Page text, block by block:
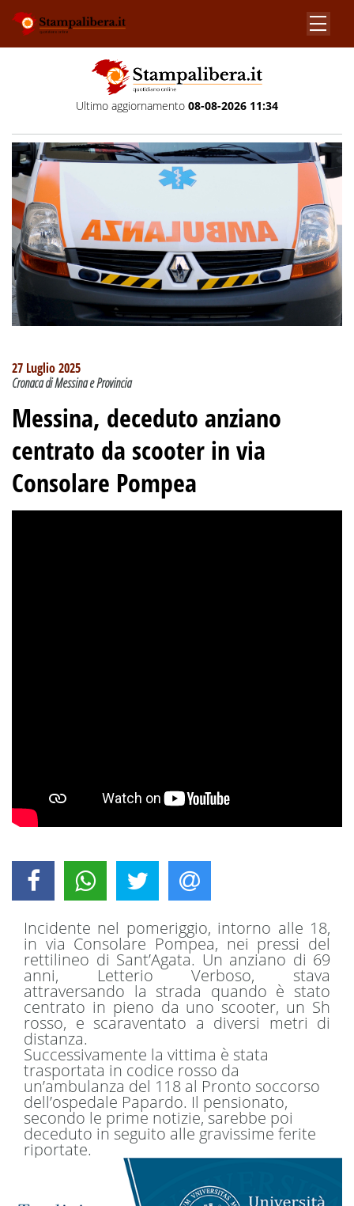
Ultimo aggiornamento 08-08-2026 11:34
27 Luglio 2025
Cronaca di Messina e Provincia
Messina, deceduto anziano
centrato da scooter in via
Consolare Pompea
Incidente nel pomeriggio, intorno alle 18,
in via Consolare Pompea, nei pressi del
rettilineo di Sant’Agata. Un anziano di 69
anni, Letterio Verboso, stava
attraversando la strada quando è stato
centrato in pieno da uno scooter, un Sh
rosso, e scaraventato a diversi metri di
distanza.
Successivamente la vittima è stata
trasportata in codice rosso da
un’ambulanza del 118 al Pronto soccorso
dell’ospedale Papardo. Il pensionato,
secondo le prime notizie, sarebbe poi
deceduto in seguito alle gravissime ferite
riportate.